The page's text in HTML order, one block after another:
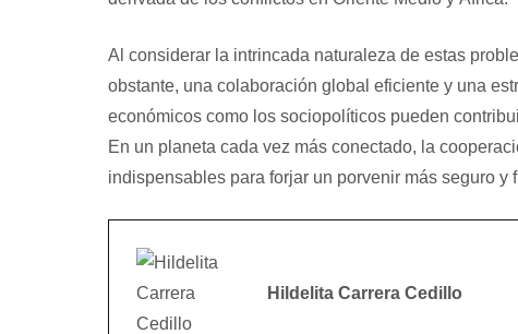
Al considerar la intrincada naturaleza de estas
obstante, una colaboración global eficiente y una
económicos como los sociopolíticos pueden
En un planeta cada vez más conectado, la
indispensables para forjar un porvenir más seguro y
Hildelita Carrera Cedillo